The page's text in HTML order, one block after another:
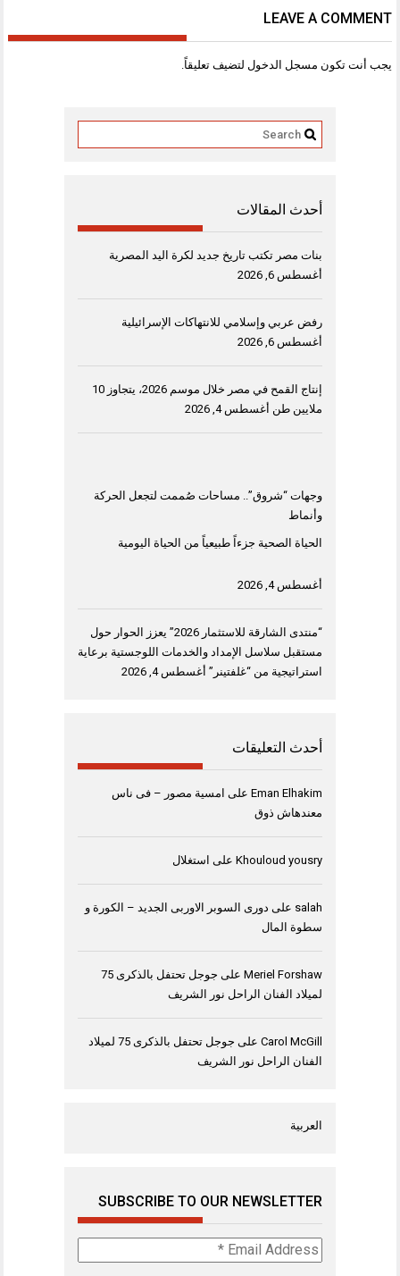
LEAVE A COMMENT
يجب أنت تكون مسجل الدخول لتضيف تعليقاً.
أحدث المقالات
بنات مصر تكتب تاريخ جديد لكرة اليد المصرية
أغسطس 6, 2026
رفض عربي وإسلامي للانتهاكات الإسرائيلية
أغسطس 6, 2026
إنتاج القمح في مصر خلال موسم 2026، يتجاوز 10
ملايين طن أغسطس 4, 2026
وجهات “شروق”.. مساحات صُممت لتجعل الحركة
وأنماط
الحياة الصحية جزءاً طبيعياً من الحياة اليومية
أغسطس 4, 2026
“منتدى الشارقة للاستثمار 2026” يعزز الحوار حول
مستقبل سلاسل الإمداد والخدمات اللوجستية برعاية
استراتيجية من “غلفتينر” أغسطس 4, 2026
أحدث التعليقات
Eman Elhakim على امسية مصور – فى ناس
معندهاش ذوق
Khouloud yousry على استغلال
salah على دورى السوبر الاوربى الجديد – الكورة و
سطوة المال
Meriel Forshaw على
جوجل تحتفل بالذكرى 75
لميلاد الفنان الراحل نور الشريف
Carol McGill على
جوجل تحتفل بالذكرى 75 لميلاد
الفنان الراحل نور الشريف
العربية
SUBSCRIBE TO OUR NEWSLETTER
Email
Address